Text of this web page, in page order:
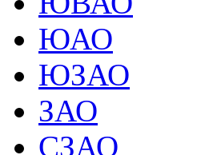
ЮАО
ЮЗАО
ЗАО
СЗАО